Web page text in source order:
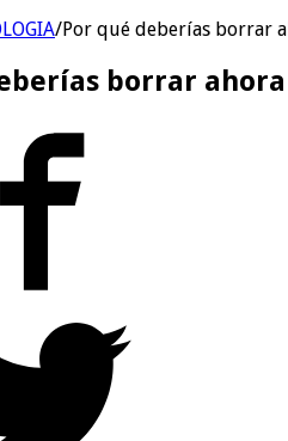
/Por qué deberías borrar
borrar